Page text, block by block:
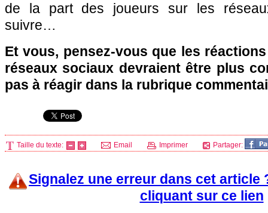
de la part des joueurs sur les
suivre…
Et vous, pensez-vous que les
réseaux sociaux devraient être plus
pas à réagir dans la rubrique
Taille du texte: Email Imprimer Partager:
Signalez une erreur dans cet article
cliquant sur ce lien